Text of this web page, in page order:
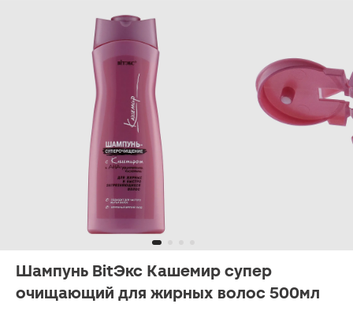
Шампунь BitЭкс Кашемир супер
очищающий для жирных волос 500мл